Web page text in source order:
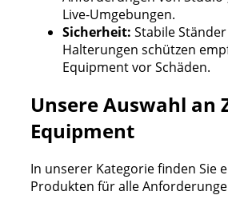
Live-Umgebungen.
Sicherheit: Stabile
Halterungen schützen
Equipment vor Schäden.
Unsere Auswahl an
Equipment
In unserer Kategorie finden Sie
Produkten für alle